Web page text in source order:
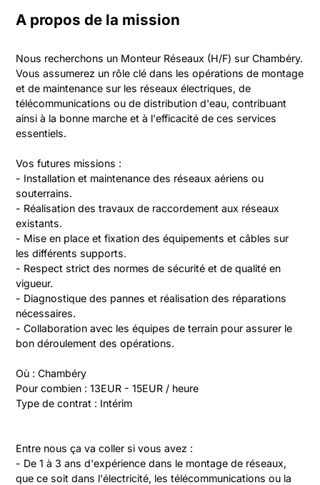
A propos de la mission
Nous recherchons un Monteur Réseaux (H/F) sur Chambéry.
Vous assumerez un rôle clé dans les opérations de montage
et de maintenance sur les réseaux électriques, de
télécommunications ou de distribution d'eau, contribuant
ainsi à la bonne marche et à l'efficacité de ces services
essentiels.
Vos futures missions :
- Installation et maintenance des réseaux aériens ou
souterrains.
- Réalisation des travaux de raccordement aux réseaux
existants.
- Mise en place et fixation des équipements et câbles sur
les différents supports.
- Respect strict des normes de sécurité et de qualité en
vigueur.
- Diagnostique des pannes et réalisation des réparations
nécessaires.
- Collaboration avec les équipes de terrain pour assurer le
bon déroulement des opérations.
Où : Chambéry
Pour combien : 13EUR - 15EUR / heure
Type de contrat : Intérim
Entre nous ça va coller si vous avez :
- De 1 à 3 ans d'expérience dans le montage de réseaux,
que ce soit dans l'électricité, les télécommunications ou la